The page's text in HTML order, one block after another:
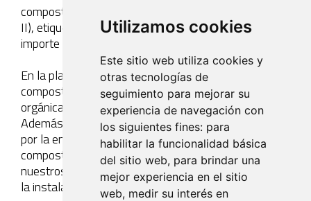
Utilizamos cookies
Este sitio web utiliza cookies y
otras tecnologías de
seguimiento para mejorar su
experiencia de navegación con
los siguientes fines: para
habilitar la funcionalidad básica
del sitio web, para brindar una
mejor experiencia en el sitio
web, medir su interés en
compostaje: MiIIora de la eficiencia energética (Fase
II), etiqueta 029, Energía renovable: solar, por un
importe de 1.
En la planta de compostaje de Llucmajor se producirá
compost a partir de la digestión aerobia de la fracción
orgánica procedente de la recogida selectiva.
Además, el proyecto ha hecho una fuerte apuesta
por la energía renovable y la eficiencia energética. El
compost producido permitirá mejorar la calidad de
nuestros campos. El inicio de la puesta en servicio de
la instalación está previsto para finales de 2026